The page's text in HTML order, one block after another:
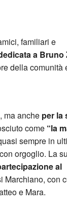
familiari e
a Bruno
della comunità
ma anche per la
come “la
sempre in
orgoglio. La
al
Marchiano, con
e Mara.